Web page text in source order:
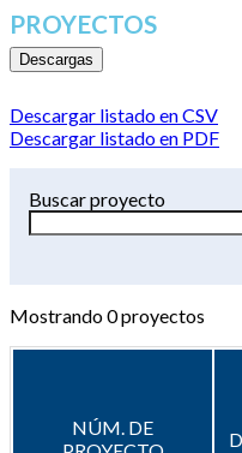
PROYECTOS
Descargas
Descargar listado en CSV
Descargar listado en PDF
Buscar proyecto
Mostrando0proyectos
NÚM. DE